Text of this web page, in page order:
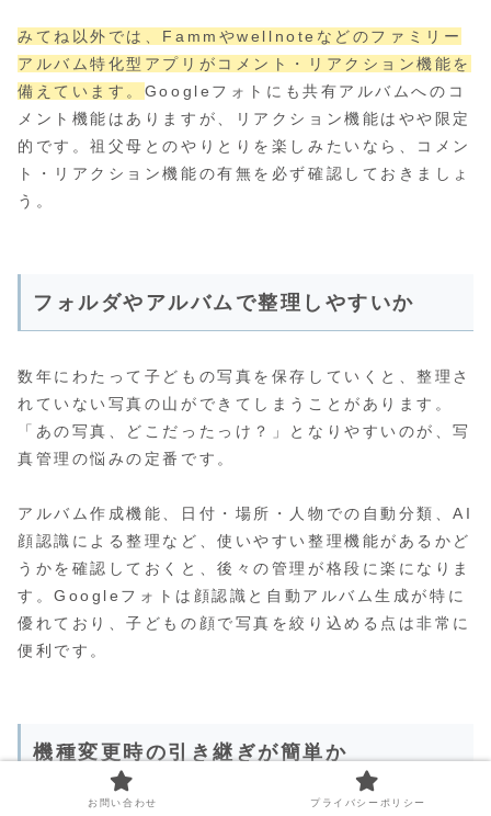
みてね以外では、Fammやwellnoteなどのファミリー
アルバム特化型アプリがコメント・リアクション機能を
備えています。 Googleフォトにも共有アルバムへのコ
メント機能はありますが、リアクション機能はやや限定
的です。祖父母とのやりとりを楽しみたいなら、コメン
ト・リアクション機能の有無を必ず確認しておきましょ
う。
フォルダやアルバムで整理しやすいか
数年にわたって子どもの写真を保存していくと、整理さ
れていない写真の山ができてしまうことがあります。
「あの写真、どこだったっけ？」となりやすいのが、写
真管理の悩みの定番です。
アルバム作成機能、日付・場所・人物での自動分類、AI
顔認識による整理など、使いやすい整理機能があるかど
うかを確認しておくと、後々の管理が格段に楽になりま
す。Googleフォトは顔認識と自動アルバム生成が特に
優れており、子どもの顔で写真を絞り込める点は非常に
便利です。
機種変更時の引き継ぎが簡単か
お問い合わせ プライバシーポリシー